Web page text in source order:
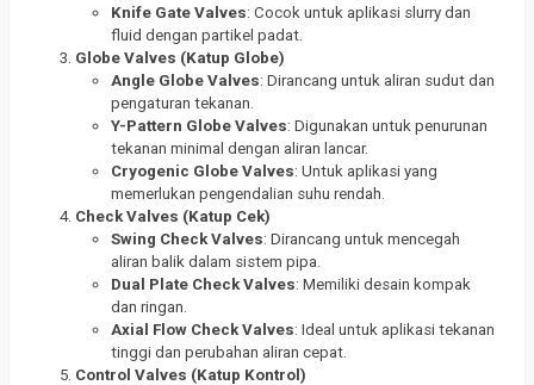
Knife Gate Valves: Cocok untuk aplikasi slurry dan
fluid dengan partikel padat.
Globe Valves (Katup Globe)
Angle Globe Valves: Dirancang untuk aliran sudut dan
pengaturan tekanan.
Y-Pattern Globe Valves: Digunakan untuk penurunan
tekanan minimal dengan aliran lancar.
Cryogenic Globe Valves: Untuk aplikasi yang
memerlukan pengendalian suhu rendah.
Check Valves (Katup Cek)
Swing Check Valves: Dirancang untuk mencegah
aliran balik dalam sistem pipa.
Dual Plate Check Valves: Memiliki desain kompak
dan ringan.
Axial Flow Check Valves: Ideal untuk aplikasi tekanan
tinggi dan perubahan aliran cepat.
Control Valves (Katup Kontrol)